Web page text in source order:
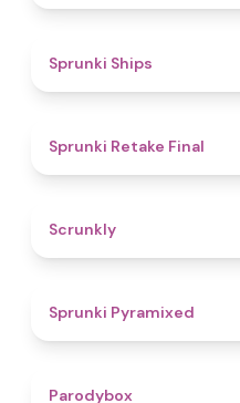
Sprunki Ships
Sprunki Retake Final
Scrunkly
Sprunki Pyramixed
Parodybox